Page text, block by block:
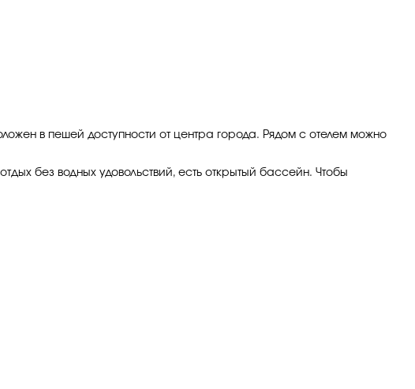
в пешей доступности от центра города. Рядом с отелем можно
без водных удовольствий, есть открытый бассейн. Чтобы